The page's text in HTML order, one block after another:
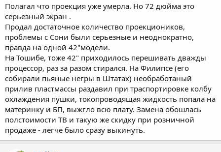
Полагал что проекция уже умерла. Но 72 дюйма это
серьезный экран .
Продал достаточное количество проекциоников,
проблемы с Сони были серьезные и неоднократно,
правда на одной 42"модели.
На Тошибе, тоже 42" приходилось перешивать дважды
процессор, раз за разом стирался. На Филипсе (его
собирали пьяные негры в Штатах) необработаный
прилив пластмассы раздавил при траспортировке колбу
охлаждения пушки, токопроводящая жидкость попала на
материнку и БП, выжгло всю плату. Замена обошлась
полстоимости ТВ и такую же скидку при розничной
продаже - легче было сразу выкинуть.